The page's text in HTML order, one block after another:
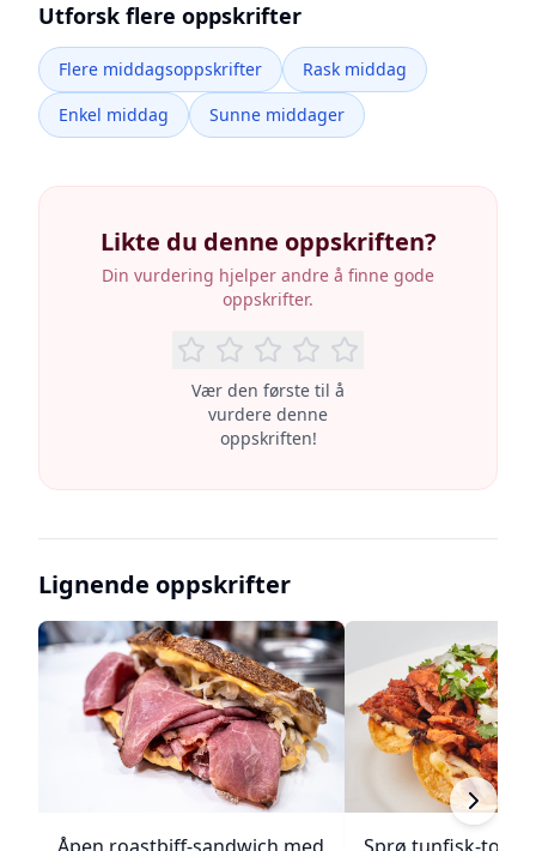
Utforsk flere oppskrifter
Flere middagsoppskrifter
Rask middag
Enkel middag
Sunne middager
Likte du denne oppskriften?
Din vurdering hjelper andre å finne gode
oppskrifter.
Vær den første til å
vurdere denne
oppskriften!
Lignende oppskrifter